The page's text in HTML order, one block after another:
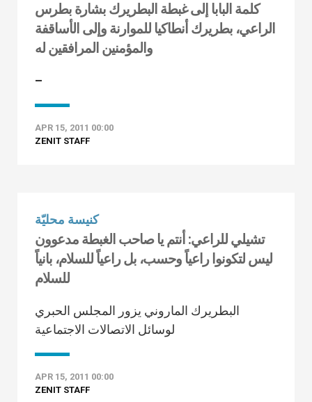
كلمة البابا إلى غبطة البطريرك بشارة بطرس
الراعي، بطريرك أنطاكيا للموارنة وإلى الأساقفة
والمؤمنين المرافقين له
–
APR 15, 2011 00:00
ZENIT STAFF
كنيسة محليّة
تشيلي للراعي: أنتم يا صاحب الغبطة مدعوون
ليس لتكونوا راعياً وحسب، بل راعياً للسلام، بانياً
للسلام
البطريرك الماروني يزور المجلس الحبري
لوسائل الاتصالات الاجتماعية
APR 15, 2011 00:00
ZENIT STAFF